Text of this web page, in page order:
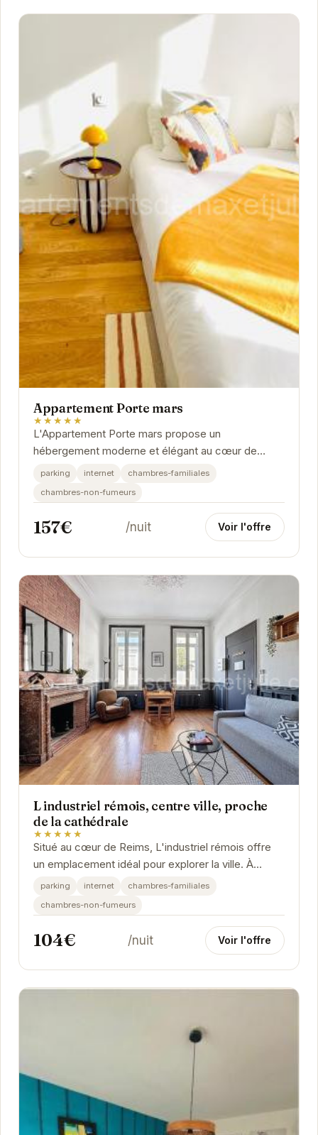
Appartement Porte mars
★★★★★
L'Appartement Porte mars propose un
hébergement moderne et élégant au cœur de
Reims. Idéalement situé, il offre un accès facile aux
parking internet
chambres-familiales
chambres-non-fumeurs
157€ /nuit Voir l'offre
L industriel rémois, centre ville, proche
de la cathédrale
★★★★★
Situé au cœur de Reims, L'industriel rémois offre
un emplacement idéal pour explorer la ville. À
proximité de la célèbre cathédrale et des...
parking internet
chambres-familiales
chambres-non-fumeurs
104€ /nuit Voir l'offre